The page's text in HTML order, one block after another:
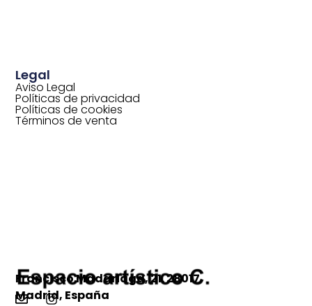
Francisco Madariaga, 21. 28017
Madrid, España
Legal
Aviso Legal
Políticas de privacidad
Políticas de cookies
Términos de venta